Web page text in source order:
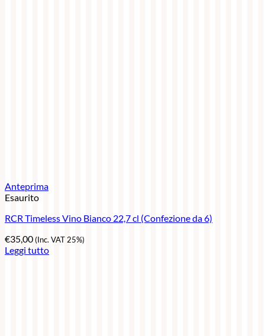
Anteprima
Esaurito
RCR Timeless Vino Bianco 22,7 cl (Confezione da 6)
€35,00(Inc. VAT 25%)
Leggi tutto